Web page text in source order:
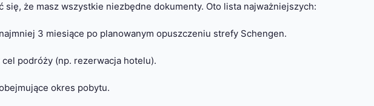
się, że masz wszystkie niezbędne dokumenty. Oto lista najważniejszych:
3 miesiące po planowanym opuszczeniu strefy Schengen.
podróży (np. rezerwacja hotelu).
okres pobytu.